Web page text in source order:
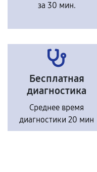
за 30 мин.
Бесплатная
диагностика
Среднее время
диагностики 20 мин